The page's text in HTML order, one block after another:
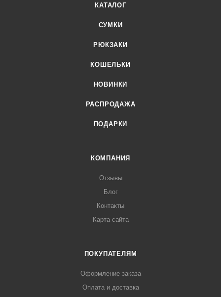
КАТАЛОГ
СУМКИ
РЮКЗАКИ
КОШЕЛЬКИ
НОВИНКИ
РАСПРОДАЖА
ПОДАРКИ
КОМПАНИЯ
Отзывы
Блог
Контакты
Карта сайта
ПОКУПАТЕЛЯМ
Оформление заказа
Оплата и доставка